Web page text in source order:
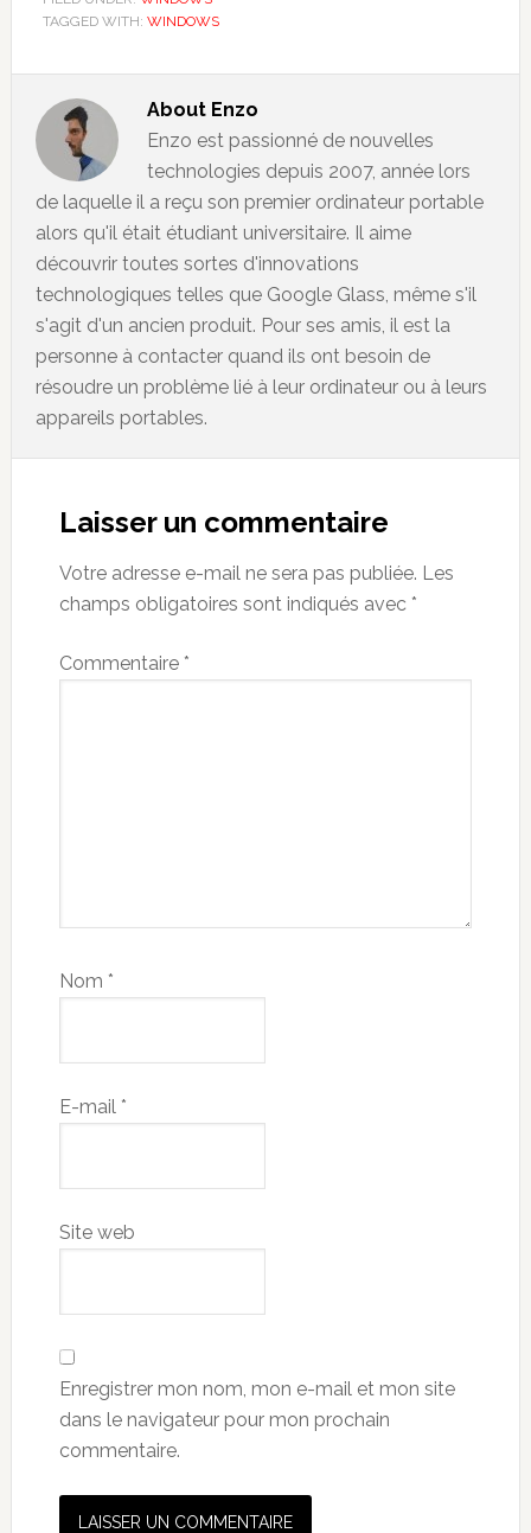
TAGGED WITH: WINDOWS
About Enzo
Enzo est passionné de nouvelles
technologies depuis 2007, année lors
de laquelle il a reçu son premier ordinateur portable
alors qu'il était étudiant universitaire. Il aime
découvrir toutes sortes d'innovations
technologiques telles que Google Glass, même s'il
s'agit d'un ancien produit. Pour ses amis, il est la
personne à contacter quand ils ont besoin de
résoudre un problème lié à leur ordinateur ou à leurs
appareils portables.
Interactions
Laisser un commentaire
Votre adresse e-mail ne sera pas publiée. Les
champs obligatoires sont indiqués avec *
Commentaire *
Nom *
E-mail *
Site web
Enregistrer mon nom, mon e-mail et mon site
dans le navigateur pour mon prochain
commentaire.